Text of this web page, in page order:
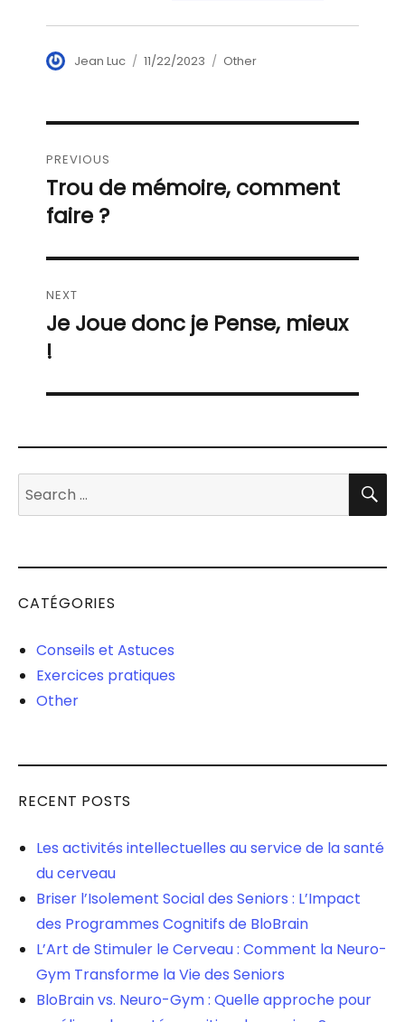
Author
Jean Luc
Posted
11/22/2023 Categories
Other
de
l’article
PREVIOUS
Previous
post:
Trou de mémoire, comment
faire ?
NEXT
Next
post:
Je Joue donc je Pense, mieux
!
Search
for:
CATÉGORIES
Conseils et Astuces
Exercices pratiques
Other
RECENT POSTS
Les activités intellectuelles au service de la santé
du cerveau
Briser l’Isolement Social des Seniors : L’Impact
des Programmes Cognitifs de BloBrain
L’Art de Stimuler le Cerveau : Comment la Neuro-
Gym Transforme la Vie des Seniors
BloBrain vs. Neuro-Gym : Quelle approche pour